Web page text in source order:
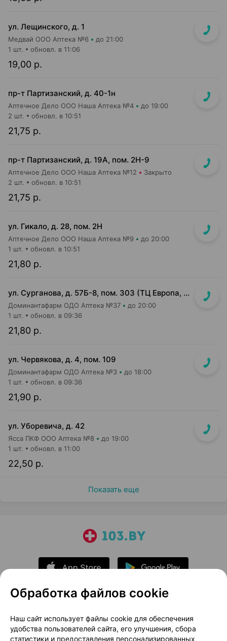
ул. Лещинского, д. 1
Медвай ООО Аптека №6 до 21:00
19,00 р.
1 шт. обновл. в 11:06
пр-т Партизанский, д. 40-1н
Аптечное Дело ООО Наша Аптека №4 до 19:00
21,75 р.
2 шт. обновл. в 10:51
пр-т Партизанский, д. 19А, пом. 2Н-9
Аптечное Дело ООО Наша Аптека №12 Закрыто
21,75 р.
2 шт. обновл. в 10:51
ул. Гикало, д. 28, пом. 2Н
Аптечное Дело ООО Наша Аптека №9 до 20:00
21,80 р.
1 шт. обновл. в 10:51
ул. Сурганова, д. 57Б-8, пом. 303 (ТЦ Европа, 3 этаж)
Доминантафарм ОДО Аптека №37 до 20:00
21,80 р.
1 шт. обновл. в 09:36
ул. Червякова, д. 4, пом. 109
Доминантафарм ОДО Аптека №3 до 18:00
21,90 р.
1 шт. обновл. в 09:36
ул. Уборевича, д. 42
Ясса ПКФ ООО Аптека №8 до 19:00
22,50 р.
1 шт. обновл. в 11:00
Показать еще
О проекте
Новости проекта
Размещение рекламы
Медицинский маркетинг
Обработка файлов cookie
Наш сайт использует файлы cookie для обеспечения
удобства пользователей сайта, его улучшения, сбора
статистики и предоставления персонализированных